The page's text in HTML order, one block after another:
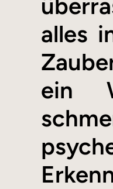
alles
ein